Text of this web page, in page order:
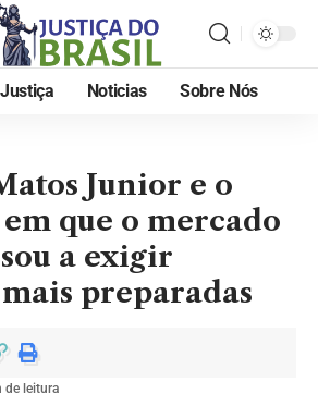
Justiça Noticias Sobre Nós
Junior e o
que o mercado
a exigir
preparadas
de leitura